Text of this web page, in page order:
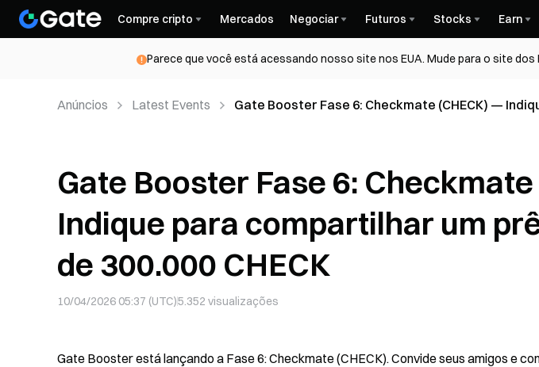
Compre cripto Mercados Negociar Futuros Stocks Earn
Parece que você está acessando nosso site nos EUA. Mude para o site
Anúncios Latest Events
Gate Booster Fase 6: Checkmate (CHECK) —
Gate Booster Fase 6:
Indique para compartilhar um
de 300.000 CHECK
10/04/2026 05:37 (UTC)5.352 visualizações
Gate Booster está lançando a Fase 6: Checkmate (CHECK). Convide seus amigos e